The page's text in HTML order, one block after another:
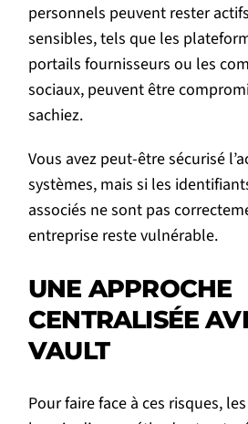
personnels peuvent rester
sensibles, tels que les
portails fournisseurs ou les
sociaux, peuvent être
sachiez.
Vous avez peut-être sécurisé
systèmes, mais si les
associés ne sont pas
entreprise reste vulnérable.
UNE APPROCHE
CENTRALISÉE
VAULT
Pour faire face à ces risques,